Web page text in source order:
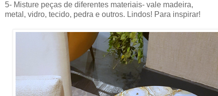
5- Misture peças de diferentes materiais- vale madeira,
metal, vidro, tecido, pedra e outros. Lindos! Para inspirar!